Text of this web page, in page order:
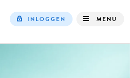
INLOGGEN MENU